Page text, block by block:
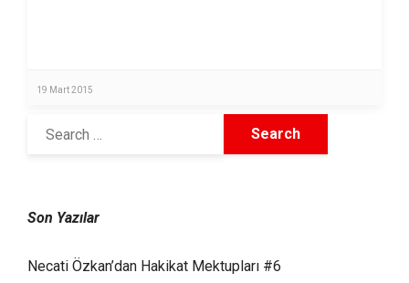
19 Mart 2015
Son Yazılar
Necati Özkan’dan Hakikat Mektupları #6